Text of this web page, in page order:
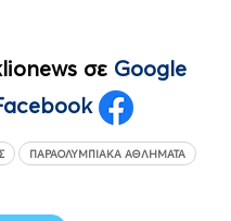
σε Google
ΠΑΡΑΟΛΥΜΠΙΑΚΆ ΑΘΛΉΜΑΤΑ